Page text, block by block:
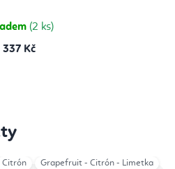
(2 ks)
337 Kč
Citrón Grapefruit - Citrón - Limetka